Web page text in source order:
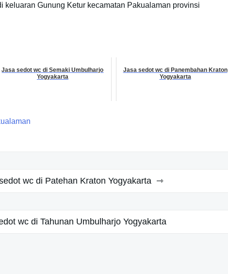
keluaran Gunung Ketur kecamatan Pakualaman provinsi
Jasa sedot wc di Semaki Umbulharjo
Yogyakarta
Jasa sedot wc di Panembahan Kraton
Yogyakarta
wc di Patehan Kraton Yogyakarta
wc di Tahunan Umbulharjo Yogyakarta